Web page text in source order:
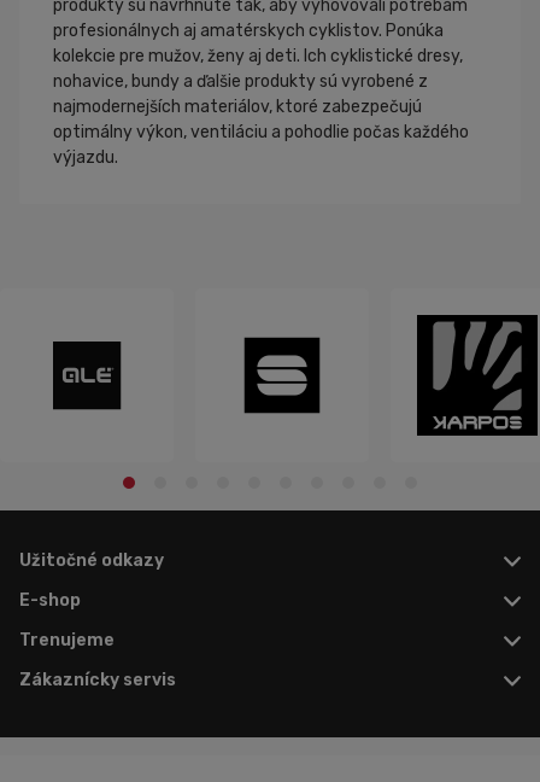
produkty sú navrhnuté tak, aby vyhovovali potrebám
profesionálnych aj amatérskych cyklistov. Ponúka
kolekcie pre mužov, ženy aj deti. Ich cyklistické dresy,
nohavice, bundy a ďalšie produkty sú vyrobené z
najmodernejších materiálov, ktoré zabezpečujú
optimálny výkon, ventiláciu a pohodlie počas každého
výjazdu.
Užitočné odkazy
E-shop
Trenujeme
Zákaznícky servis